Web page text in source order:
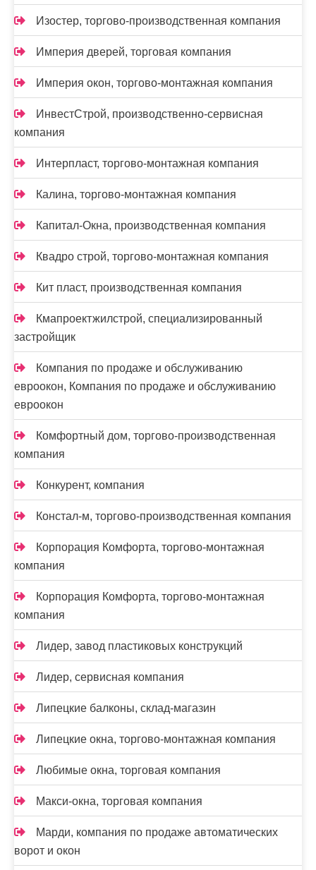
Изостер, торгово-производственная компания
Империя дверей, торговая компания
Империя окон, торгово-монтажная компания
ИнвестСтрой, производственно-сервисная
компания
Интерпласт, торгово-монтажная компания
Калина, торгово-монтажная компания
Капитал-Окна, производственная компания
Квадро строй, торгово-монтажная компания
Кит пласт, производственная компания
Кмапроектжилстрой, специализированный
застройщик
Компания по продаже и обслуживанию
евроокон, Компания по продаже и обслуживанию
евроокон
Комфортный дом, торгово-производственная
компания
Конкурент, компания
Констал-м, торгово-производственная компания
Корпорация Комфорта, торгово-монтажная
компания
Корпорация Комфорта, торгово-монтажная
компания
Лидер, завод пластиковых конструкций
Лидер, сервисная компания
Липецкие балконы, склад-магазин
Липецкие окна, торгово-монтажная компания
Любимые окна, торговая компания
Макси-окна, торговая компания
Марди, компания по продаже автоматических
ворот и окон